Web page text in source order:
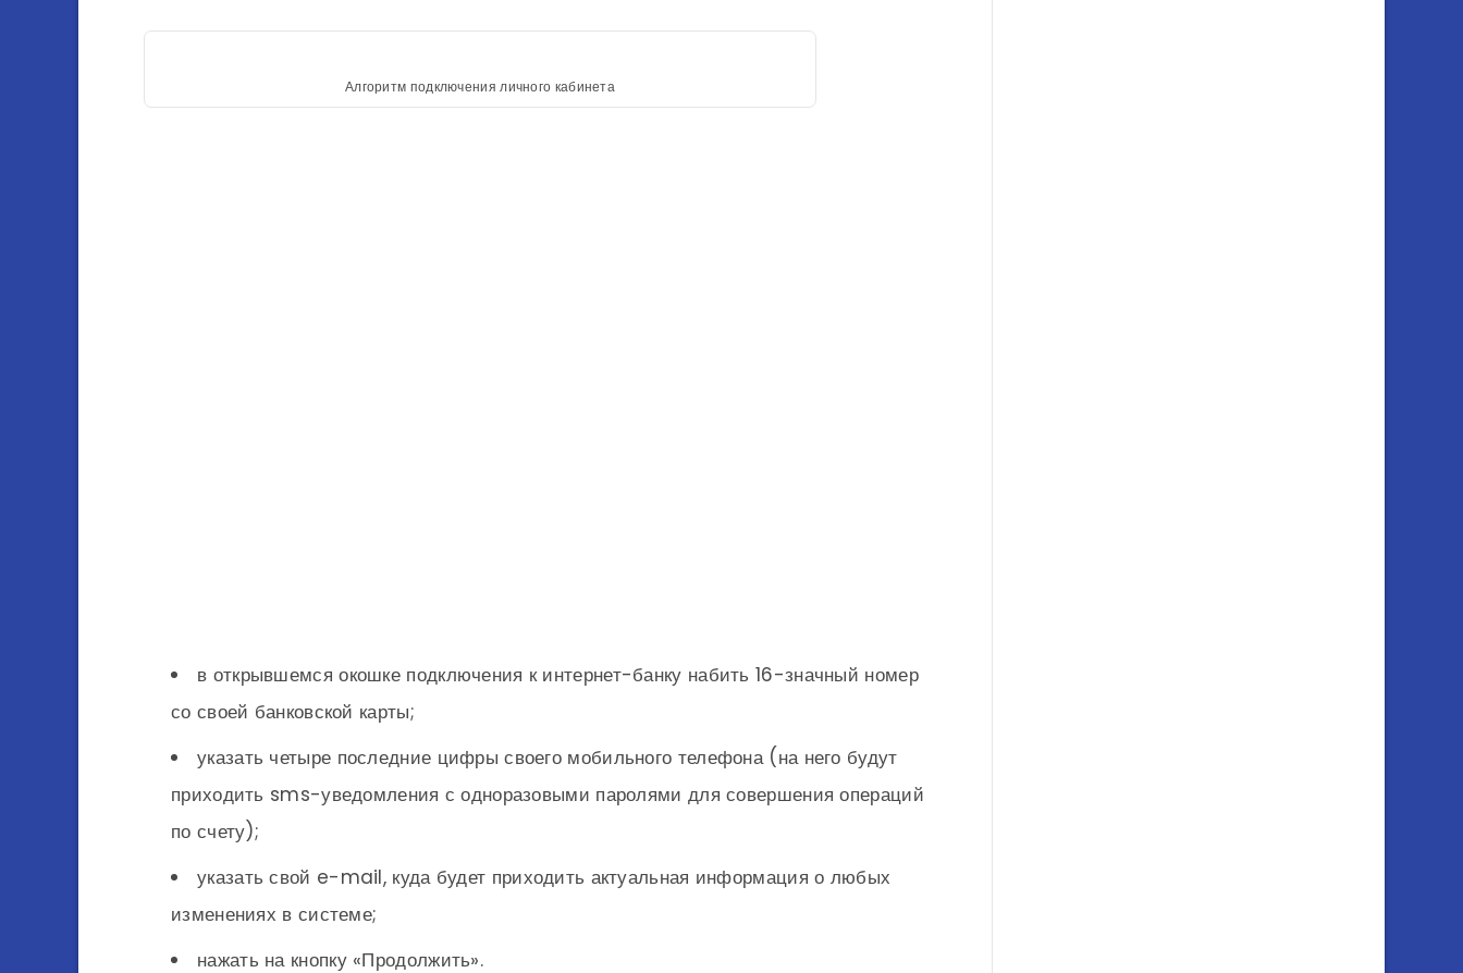
Алгоритм подключения личного кабинета
в открывшемся окошке подключения к интернет-банку набить 16-значный номер
со своей банковской карты;
указать четыре последние цифры своего мобильного телефона (на него будут
приходить sms-уведомления с одноразовыми паролями для совершения операций
по счету);
указать свой e-mail, куда будет приходить актуальная информация о любых
изменениях в системе;
нажать на кнопку «Продолжить».